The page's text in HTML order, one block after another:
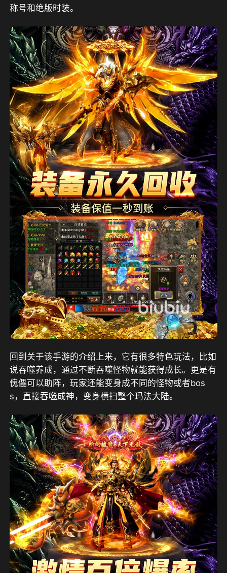
称号和绝版时装。
回到关于该手游的介绍上来，它有很多特色玩法，比如
说吞噬养成，通过不断吞噬怪物就能获得成长。更是有
傀儡可以助阵，玩家还能变身成不同的怪物或者bos
s，直接吞噬成神，变身横扫整个玛法大陆。